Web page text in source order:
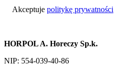
Akceptuje politykę prywatności
HORPOL A. Horeczy Sp.k.
NIP: 554-039-40-86